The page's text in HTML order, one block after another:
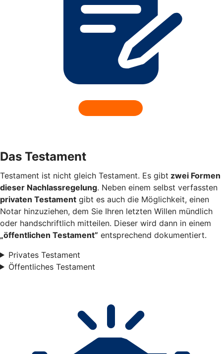
Das Testament
Testament ist nicht gleich Testament. Es gibt zwei Formen
dieser Nachlassregelung. Neben einem selbst verfassten
privaten Testament gibt es auch die Möglichkeit, einen
Notar hinzuziehen, dem Sie Ihren letzten Willen mündlich
oder handschriftlich mitteilen. Dieser wird dann in einem
„öffentlichen Testament” entsprechend dokumentiert.
Privates Testament
Öffentliches Testament